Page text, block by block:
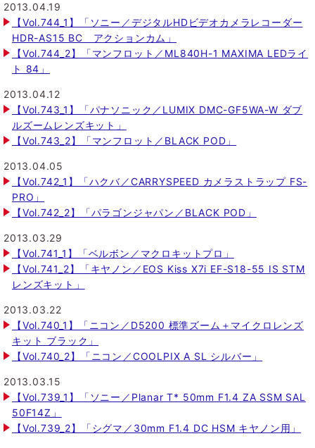
2013.04.19
【Vol.744_1】「ソニー／デジタルHDビデオカメラレコーダー
HDR-AS15 BC アクションカム」
【Vol.744_2】「マンフロット／ML840H-1 MAXIMA LEDライ
ト 84」
2013.04.12
【Vol.743_1】「パナソニック／LUMIX DMC-GF5WA-W ダブ
ルズームレンズキット」
【Vol.743_2】「マンフロット／BLACK POD」
2013.04.05
【Vol.742_1】「ハクバ／CARRYSPEED カメラストラップ FS-
PRO」
【Vol.742_2】「パラゴンジャパン／BLACK POD」
2013.03.29
【Vol.741_1】「ベルボン／マクロキットプロ」
【Vol.741_2】「キヤノン／EOS Kiss X7i EF-S18-55 IS STM
レンズキット」
2013.03.22
【Vol.740_1】「ニコン／D5200 標準ズーム＋マイクロレンズ
キット ブラック」
【Vol.740_2】「ニコン／COOLPIX A SL シルバー」
2013.03.15
【Vol.739_1】「ソニー／Planar T* 50mm F1.4 ZA SSM SAL
50F14Z」
【Vol.739_2】「シグマ／30mm F1.4 DC HSM キヤノン用」